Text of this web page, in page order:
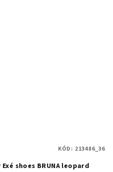
shoes BRUNA leopard
KÓD: 213486_36